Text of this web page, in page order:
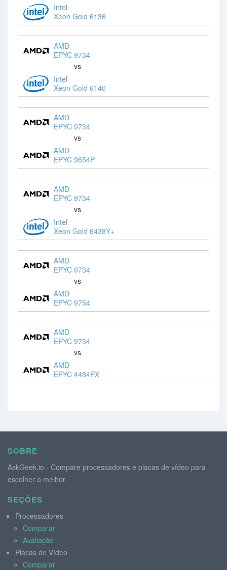
Intel
Xeon Gold 6136
AMD
EPYC 9734
vs
Intel
Xeon Gold 6140
AMD
EPYC 9734
vs
AMD
EPYC 9654P
AMD
EPYC 9734
vs
Intel
Xeon Gold 6438Y+
AMD
EPYC 9734
vs
AMD
EPYC 9754
AMD
EPYC 9734
vs
AMD
EPYC 4484PX
SOBRE
AskGeek.io - Compare processadores e placas de vídeo para
escolher o melhor.
SEÇÕES
Processadores
Comparar
Avaliação
Placas de Vídeo
Comparar